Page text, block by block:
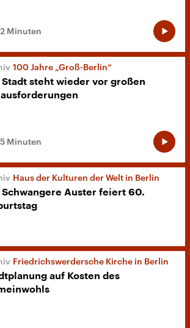
Minuten
100 Jahre „Groß-Berlin“
Stadt steht wieder vor großen
Minuten
Haus der Kulturen der Welt in Berlin
Schwangere Auster feiert 60.
Friedrichswerdersche Kirche in Berlin
auf Kosten des